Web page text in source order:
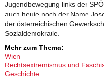
Jugendbewegung links der
auch heute noch der Name
der österreichischen
Sozialdemokratie.
Mehr zum Thema:
Wien
Rechtsextremismus und
Geschichte